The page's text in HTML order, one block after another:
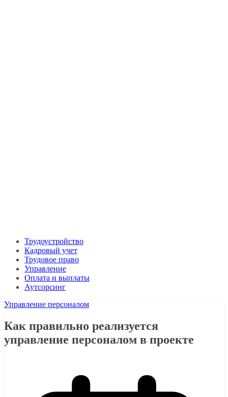
Трудоустройство
Кадровый учет
Трудовое право
Управление
Оплата и выплаты
Аутсорсинг
Управление персоналом
Как правильно реализуется
управление персоналом в проекте